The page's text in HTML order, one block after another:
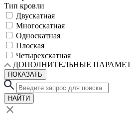
Тип кровли
Двускатная
Многоскатная
Односкатная
Плоская
Четырехскатная
ДОПОЛНИТЕЛЬНЫЕ
ПОКАЗАТЬ
НАЙТИ